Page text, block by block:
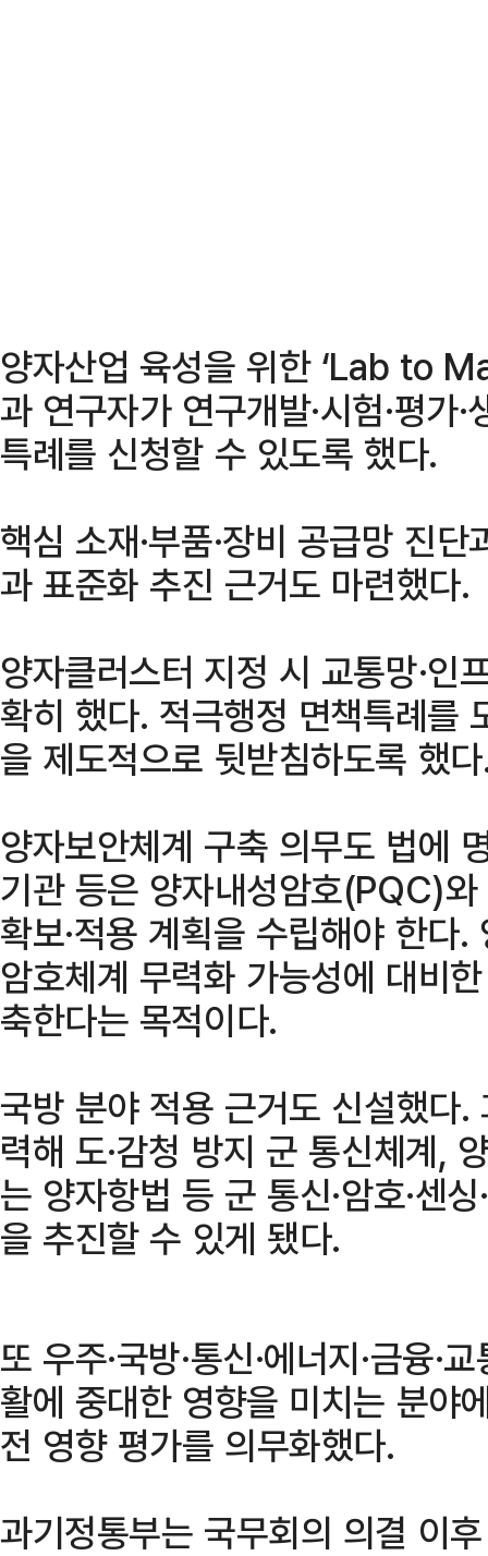
양자산업 육성을 위한 ‘Lab to
과 연구자가 연구개발·시험·평가
특례를 신청할 수 있도록 했다.
핵심 소재·부품·장비 공급망 진
과 표준화 추진 근거도 마련했다.
양자클러스터 지정 시 교통망·인
확히 했다. 적극행정 면책특례를
을 제도적으로 뒷받침하도록 했
양자보안체계 구축 의무도 법에
기관 등은 양자내성암호(PQC)
확보·적용 계획을 수립해야 한다
암호체계 무력화 가능성에 대비
축한다는 목적이다.
국방 분야 적용 근거도 신설했다
력해 도·감청 방지 군 통신체계,
는 양자항법 등 군 통신·암호·센
을 추진할 수 있게 됐다.
또 우주·국방·통신·에너지·금융·
활에 중대한 영향을 미치는 분야
전 영향 평가를 의무화했다.
과기정통부는 국무회의 의결 이